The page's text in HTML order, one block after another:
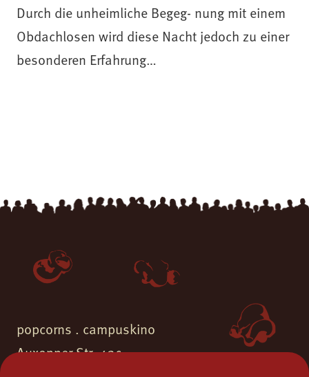
Durch die unheimliche Begeg- nung mit einem
Obdachlosen wird diese Nacht jedoch zu einer
besonderen Erfahrung…
popcorns . campuskino
Auxonner Str. 43c